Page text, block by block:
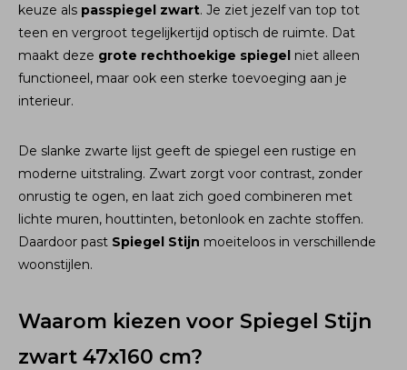
keuze als passpiegel zwart. Je ziet jezelf van top tot
teen en vergroot tegelijkertijd optisch de ruimte. Dat
maakt deze grote rechthoekige spiegel niet alleen
functioneel, maar ook een sterke toevoeging aan je
interieur.
De slanke zwarte lijst geeft de spiegel een rustige en
moderne uitstraling. Zwart zorgt voor contrast, zonder
onrustig te ogen, en laat zich goed combineren met
lichte muren, houttinten, betonlook en zachte stoffen.
Daardoor past Spiegel Stijn moeiteloos in verschillende
woonstijlen.
Waarom kiezen voor Spiegel Stijn
zwart 47x160 cm?